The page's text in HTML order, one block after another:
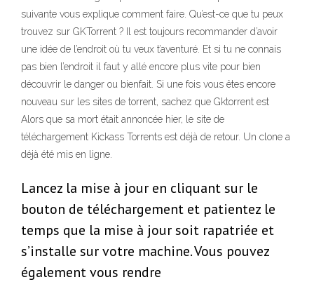
suivante vous explique comment faire. Qu’est-ce que tu peux
trouvez sur GKTorrent ? Il est toujours recommander d’avoir
une idée de l’endroit où tu veux t’aventuré. Et si tu ne connais
pas bien l’endroit il faut y allé encore plus vite pour bien
découvrir le danger ou bienfait. Si une fois vous êtes encore
nouveau sur les sites de torrent, sachez que Gktorrent est
Alors que sa mort était annoncée hier, le site de
téléchargement Kickass Torrents est déjà de retour. Un clone a
déjà été mis en ligne.
Lancez la mise à jour en cliquant sur le
bouton de téléchargement et patientez le
temps que la mise à jour soit rapatriée et
s’installe sur votre machine. Vous pouvez
également vous rendre